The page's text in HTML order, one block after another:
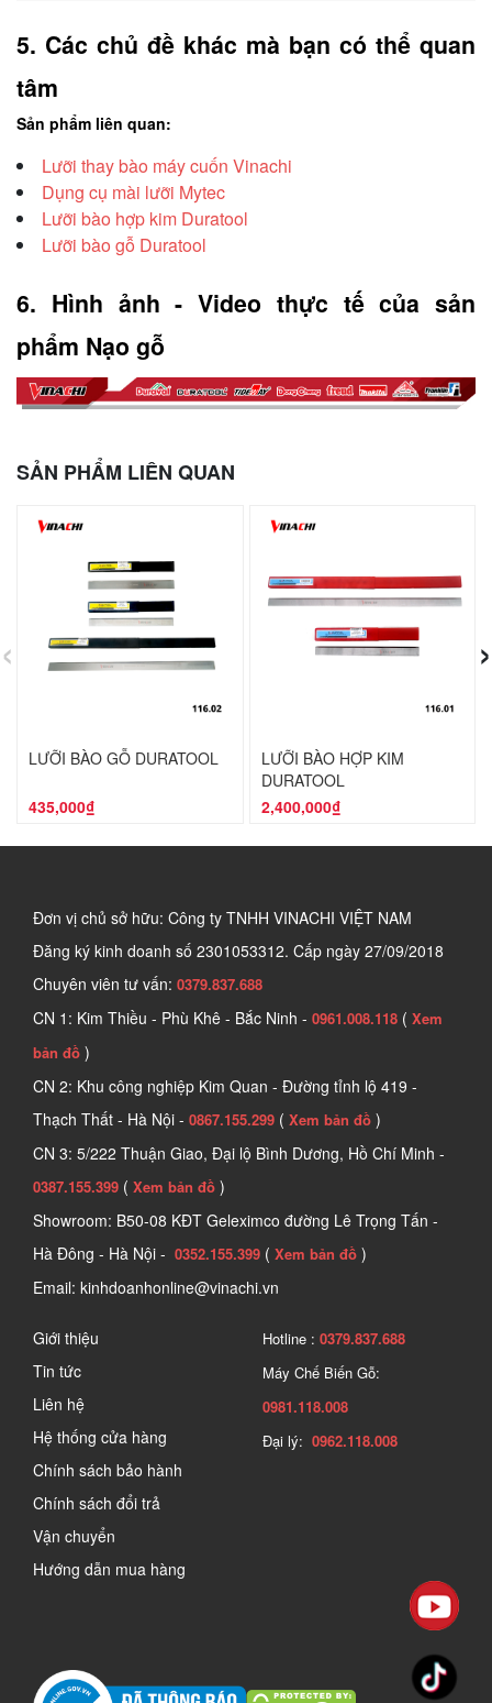
5. Các chủ đề khác mà bạn có thể quan
tâm
Sản phẩm liên quan:
Lưỡi thay bào máy cuốn Vinachi
Dụng cụ mài lưỡi Mytec
Lưỡi bào hợp kim Duratool
Lưỡi bào gỗ Duratool
6. Hình ảnh - Video thực tế của sản
phẩm Nạo gỗ
SẢN PHẨM LIÊN QUAN
LƯỠI BÀO GỖ DURATOOL
435,000₫
LƯỠI BÀO HỢP KIM
DURATOOL
2,400,000₫
‹ ›
Đơn vị chủ sở hữu: Công ty TNHH VINACHI VIỆT NAM
Đăng ký kinh doanh số 2301053312. Cấp ngày 27/09/2018
Chuyên viên tư vấn: 0379.837.688
CN 1: Kim Thiều - Phù Khê - Bắc Ninh - 0961.008.118 ( Xem
bản đồ )
CN 2: Khu công nghiệp Kim Quan - Đường tỉnh lộ 419 -
Thạch Thất - Hà Nội - 0867.155.299 ( Xem bản đồ )
CN 3: 5/222 Thuận Giao, Đại lộ Bình Dương, Hồ Chí Minh -
0387.155.399 ( Xem bản đồ )
Showroom: B50-08 KĐT Geleximco đường Lê Trọng Tấn -
Hà Đông - Hà Nội - 0352.155.399 ( Xem bản đồ )
Email: kinhdoanhonline@vinachi.vn
Giới thiệu
Tin tức
Liên hệ
Hệ thống cửa hàng
Chính sách bảo hành
Chính sách đổi trả
Vận chuyển
Hướng dẫn mua hàng
Hotline : 0379.837.688
Máy Chế Biến Gỗ:
0981.118.008
Đại lý: 0962.118.008